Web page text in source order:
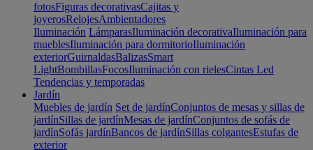
fotosFiguras decorativasCajitas y
joyerosRelojesAmbientadores
Iluminación LámparasIluminación decorativaIluminación para
mueblesIluminación para dormitorioIluminación
exteriorGuirnaldasBalizasSmart
LightBombillasFocosIluminación con rielesCintas Led
Tendencias y temporadas
Jardín
Muebles de jardín Set de jardínConjuntos de mesas y sillas de
jardínSillas de jardínMesas de jardínConjuntos de sofás de
jardínSofás jardínBancos de jardínSillas colgantesEstufas de
exterior